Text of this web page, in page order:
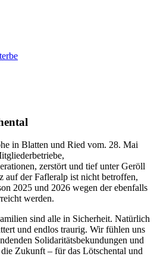
in Blatten und Ried vom. 28. Mai
zerstört und tief unter Geröll
auf der Fafleralp ist nicht betroffen,
2025 und 2026 wegen der ebenfalls
werden.
sind alle in Sicherheit. Natürlich
und endlos traurig. Wir fühlen uns
Solidaritätsbekundungen und
Zukunft – für das Lötschental und